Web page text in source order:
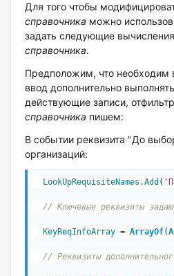
Для того чтобы
справочника можно
задать следующие
справочника.
Предположим, что необходим
ввод дополнительно
действующие записи,
справочника пишем:
В событии реквизита "До
организаций:
LookUpRequisiteNames .Add (
// Ключевые реквизиты
KeyReqInfoArray = ArrayOf(
// Реквизиты